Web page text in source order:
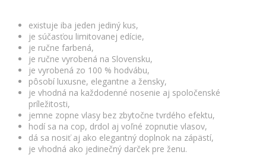
existuje iba jeden jediný kus,
je súčasťou limitovanej edície,
je ručne farbená,
je ručne vyrobená na Slovensku,
je vyrobená zo 100 % hodvábu,
pôsobí luxusne, elegantne a žensky,
je vhodná na každodenné nosenie aj spoločenské
príležitosti,
jemne zopne vlasy bez zbytočne tvrdého efektu,
hodí sa na cop, drdol aj voľné zopnutie vlasov,
dá sa nosiť aj ako elegantný doplnok na zápästí,
je vhodná ako jedinečný darček pre ženu.